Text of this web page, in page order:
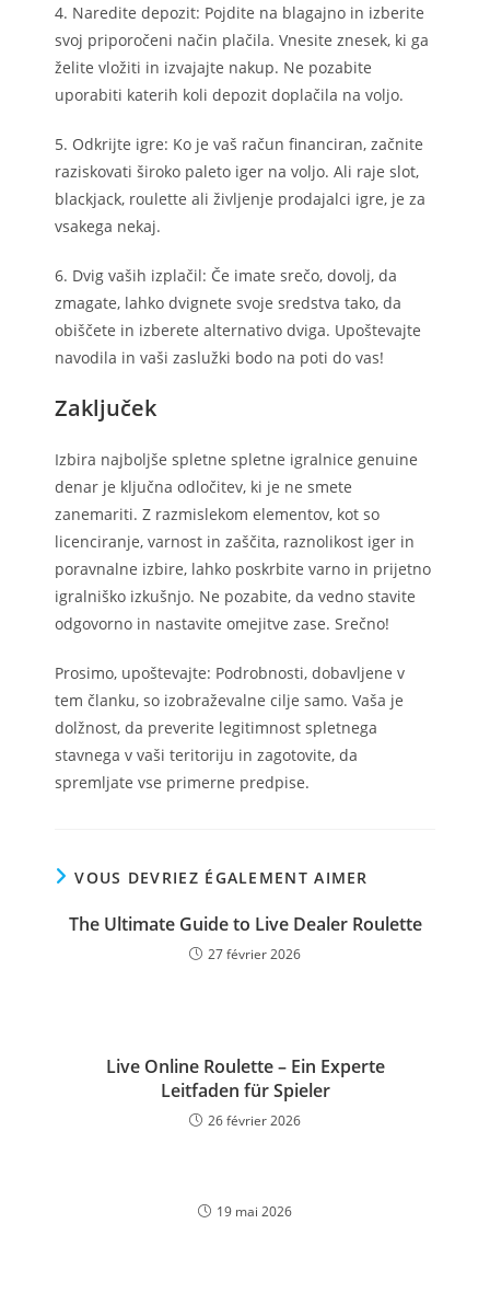
4. Naredite depozit: Pojdite na blagajno in izberite
svoj priporočeni način plačila. Vnesite znesek, ki ga
želite vložiti in izvajajte nakup. Ne pozabite
uporabiti katerih koli depozit doplačila na voljo.
5. Odkrijte igre: Ko je vaš račun financiran, začnite
raziskovati široko paleto iger na voljo. Ali raje slot,
blackjack, roulette ali življenje prodajalci igre, je za
vsakega nekaj.
6. Dvig vaših izplačil: Če imate srečo, dovolj, da
zmagate, lahko dvignete svoje sredstva tako, da
obiščete in izberete alternativo dviga. Upoštevajte
navodila in vaši zaslužki bodo na poti do vas!
Zaključek
Izbira najboljše spletne spletne igralnice genuine
denar je ključna odločitev, ki je ne smete
zanemariti. Z razmislekom elementov, kot so
licenciranje, varnost in zaščita, raznolikost iger in
poravnalne izbire, lahko poskrbite varno in prijetno
igralniško izkušnjo. Ne pozabite, da vedno stavite
odgovorno in nastavite omejitve zase. Srečno!
Prosimo, upoštevajte: Podrobnosti, dobavljene v
tem članku, so izobraževalne cilje samo. Vaša je
dolžnost, da preverite legitimnost spletnega
stavnega v vaši teritoriju in zagotovite, da
spremljate vse primerne predpise.
VOUS DEVRIEZ ÉGALEMENT AIMER
The Ultimate Guide to Live Dealer Roulette
27 février 2026
Live Online Roulette – Ein Experte
Leitfaden für Spieler
26 février 2026
19 mai 2026